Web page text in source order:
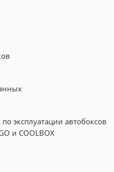
эксплуатации автобоксов
и COOLBOX